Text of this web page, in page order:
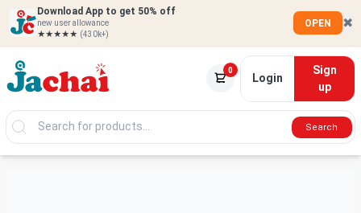
Download App to get 50% off
new user allowance
★★★★★ (430k+)
OPEN ✖
0
Login
Sign
up
Search